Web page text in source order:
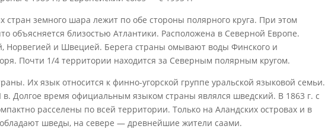
земного шара лежит по обе стороны полярного круга. При этом
объясняется близостью Атлантики. Расположена в Северной Европе.
Норвегией и Швецией. Берега страны омывают воды Финского и
Почти 1/4 территории находится за Северным полярным кругом.
Их язык относится к финно-угорской группе уральской языковой семьи.
в. Долгое время официальным языком страны являлся шведский. В 1863 г. с
расселены по всей территории. Только на Аландских островах и в
шведы, на севере — древнейшие жители саами.